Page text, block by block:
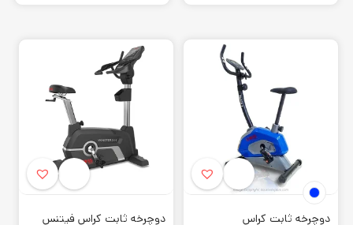
دوچرخه ثابت کراس دوچرخه ثابت کراس فیتنس